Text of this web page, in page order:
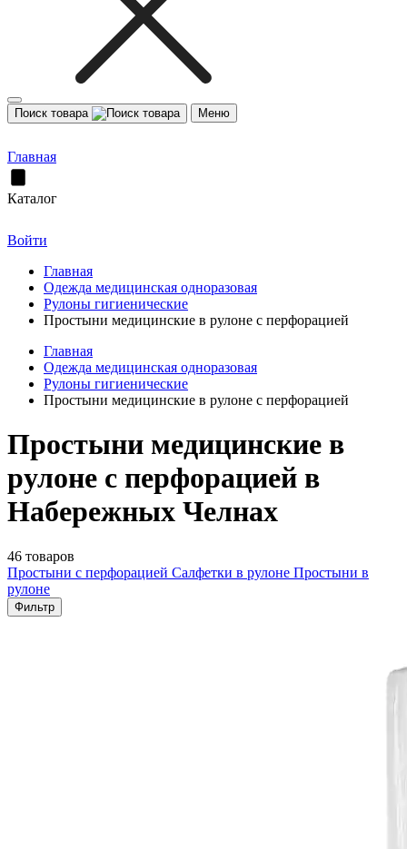
Поиск товара Меню
Главная
Каталог
Войти
Главная
Одежда медицинская одноразовая
Рулоны гигиенические
Простыни медицинские в рулоне с перфорацией
Главная
Одежда медицинская одноразовая
Рулоны гигиенические
Простыни медицинские в рулоне с перфорацией
Простыни медицинские в
рулоне с перфорацией в
Набережных Челнах
46 товаров
Простыни с перфорацией Салфетки в рулоне Простыни в
рулоне
Фильтр